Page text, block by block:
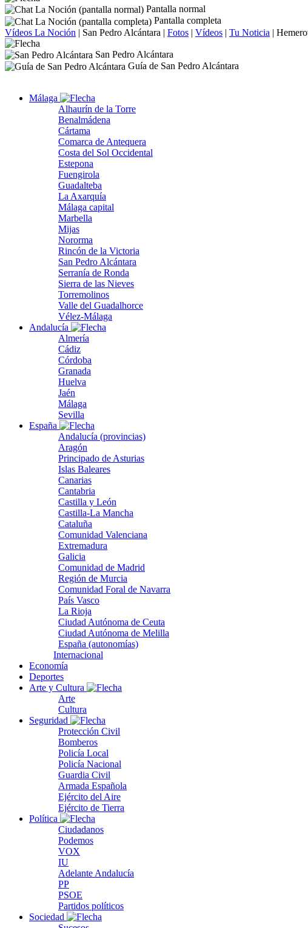
Pantalla normal
Pantalla completa
Vídeos La Noción | San Pedro Alcántara | Fotos | Vídeos | Tu Noticia |
San Pedro Alcántara
Guía de San Pedro Alcántara
Málaga
Alhaurín de la Torre
Benalmádena
Cártama
Comarca de Antequera
Costa del Sol Occidental
Estepona
Fuengirola
Guadalteba
La Axarquía
Málaga capital
Marbella
Mijas
Nororma
Rincón de la Victoria
San Pedro Alcántara
Serranía de Ronda
Sierra de las Nieves
Torremolinos
Valle del Guadalhorce
Vélez-Málaga
Andalucía
Almería
Cádiz
Córdoba
Granada
Huelva
Jaén
Málaga
Sevilla
España
Andalucía (provincias)
Aragón
Principado de Asturias
Islas Baleares
Canarias
Cantabria
Castilla y León
Castilla-La Mancha
Cataluña
Comunidad Valenciana
Extremadura
Galicia
Comunidad de Madrid
Región de Murcia
Comunidad Foral de Navarra
País Vasco
La Rioja
Ciudad Autónoma de Ceuta
Ciudad Autónoma de Melilla
España (autonomías)
Internacional
Economía
Deportes
Arte y Cultura
Arte
Cultura
Seguridad
Protección Civil
Bomberos
Policía Local
Policía Nacional
Guardia Civil
Armada Española
Ejército del Aire
Ejército de Tierra
Política
Ciudadanos
Podemos
VOX
IU
Adelante Andalucía
PP
PSOE
Partidos políticos
Sociedad